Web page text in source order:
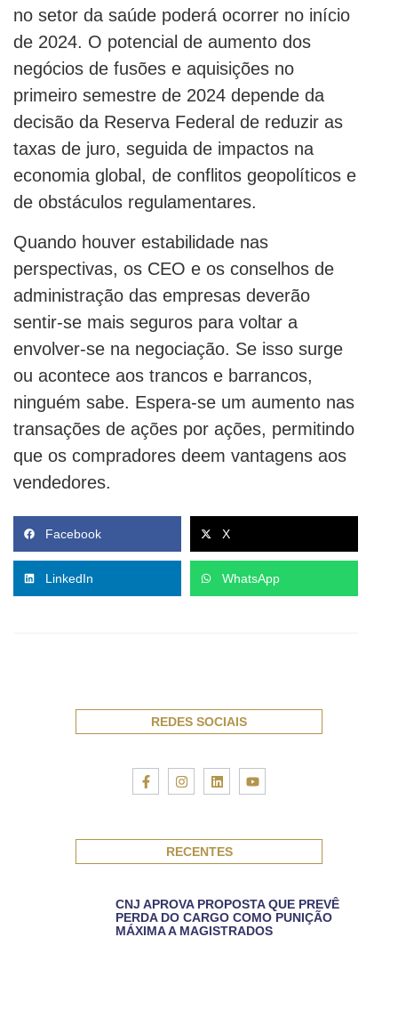
no setor da saúde poderá ocorrer no início
de 2024. O potencial de aumento dos
negócios de fusões e aquisições no
primeiro semestre de 2024 depende da
decisão da Reserva Federal de reduzir as
taxas de juro, seguida de impactos na
economia global, de conflitos geopolíticos e
de obstáculos regulamentares.
Quando houver estabilidade nas
perspectivas, os CEO e os conselhos de
administração das empresas deverão
sentir-se mais seguros para voltar a
envolver-se na negociação. Se isso surge
ou acontece aos trancos e barrancos,
ninguém sabe. Espera-se um aumento nas
transações de ações por ações, permitindo
que os compradores deem vantagens aos
vendedores.
Facebook X
LinkedIn WhatsApp
REDES SOCIAIS
RECENTES
CNJ APROVA PROPOSTA QUE PREVÊ
PERDA DO CARGO COMO PUNIÇÃO
MÁXIMA A MAGISTRADOS